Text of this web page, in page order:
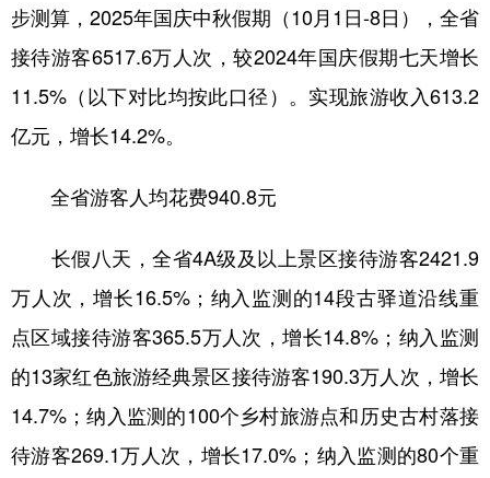
访谈 视频 图片 政务
法律 中央文件 金融 汽车
食品 人居 信息化 数字经济
学术中国 乡村振兴
城市 旅游
公益 一带一路 亚太网 上市公司
文化产业
地方频道
北京 天津 河北 山西
步测算，2025年国庆中秋假期（10月1日-8日），全省
接待游客6517.6万人次，较2024年国庆假期七天增长
11.5%（以下对比均按此口径）。实现旅游收入613.2
亿元，增长14.2%。
全省游客人均花费940.8元
长假八天，全省4A级及以上景区接待游客2421.9
万人次，增长16.5%；纳入监测的14段古驿道沿线重
点区域接待游客365.5万人次，增长14.8%；纳入监测
的13家红色旅游经典景区接待游客190.3万人次，增长
14.7%；纳入监测的100个乡村旅游点和历史古村落接
待游客269.1万人次，增长17.0%；纳入监测的80个重